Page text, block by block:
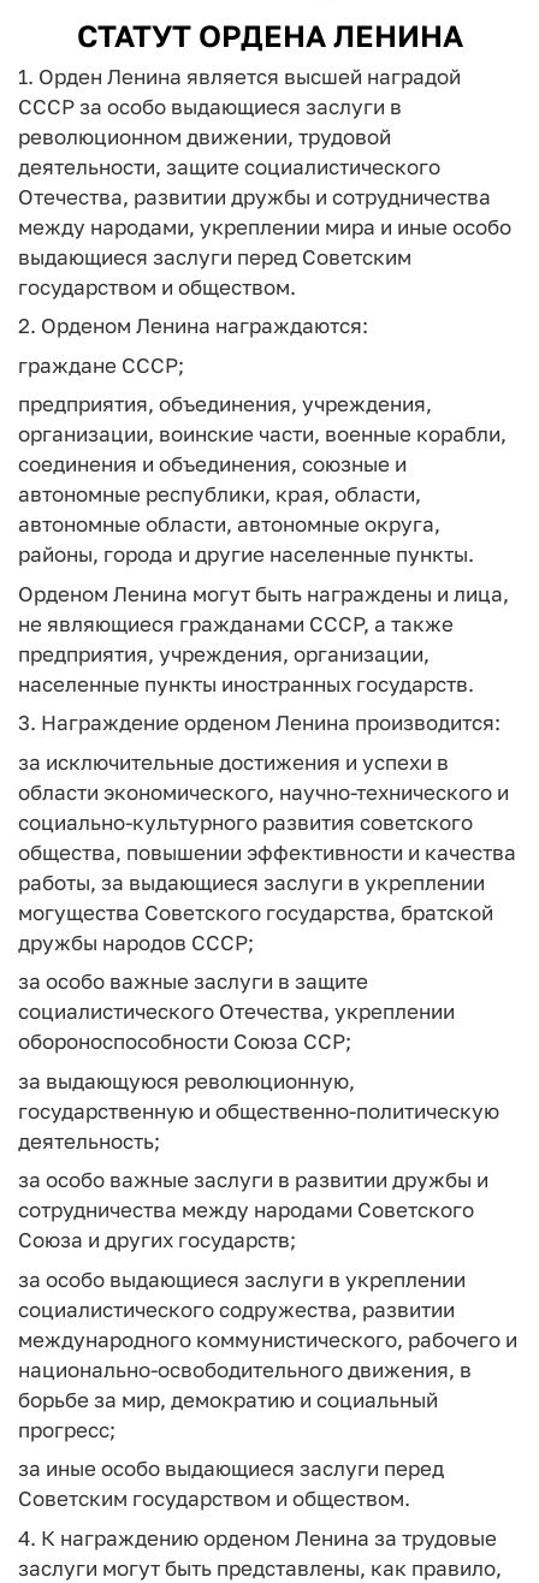
СТАТУТ ОРДЕНА ЛЕНИНА
1. Орден Ленина является высшей наградой
СССР за особо выдающиеся заслуги в
революционном движении, трудовой
деятельности, защите социалистического
Отечества, развитии дружбы и сотрудничества
между народами, укреплении мира и иные особо
выдающиеся заслуги перед Советским
государством и обществом.
2. Орденом Ленина награждаются:
граждане СССР;
предприятия, объединения, учреждения,
организации, воинские части, военные корабли,
соединения и объединения, союзные и
автономные республики, края, области,
автономные области, автономные округа,
районы, города и другие населенные пункты.
Орденом Ленина могут быть награждены и лица,
не являющиеся гражданами СССР, а также
предприятия, учреждения, организации,
населенные пункты иностранных государств.
3. Награждение орденом Ленина производится:
за исключительные достижения и успехи в
области экономического, научно-технического и
социально-культурного развития советского
общества, повышении эффективности и качества
работы, за выдающиеся заслуги в укреплении
могущества Советского государства, братской
дружбы народов СССР;
за особо важные заслуги в защите
социалистического Отечества, укреплении
обороноспособности Союза ССР;
за выдающуюся революционную,
государственную и общественно-политическую
деятельность;
за особо важные заслуги в развитии дружбы и
сотрудничества между народами Советского
Союза и других государств;
за особо выдающиеся заслуги в укреплении
социалистического содружества, развитии
международного коммунистического, рабочего и
национально-освободительного движения, в
борьбе за мир, демократию и социальный
прогресс;
за иные особо выдающиеся заслуги перед
Советским государством и обществом.
4. К награждению орденом Ленина за трудовые
заслуги могут быть представлены, как правило,